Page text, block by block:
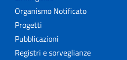
Organismo Notificato
Progetti
Pubblicazioni
Registri e sorveglianze